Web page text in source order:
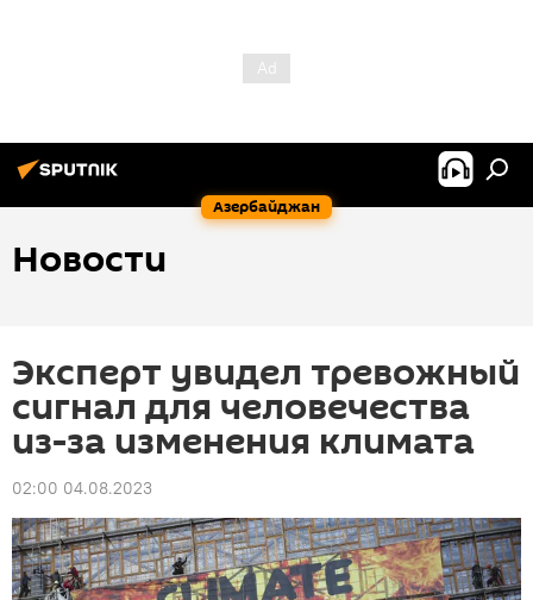
Азербайджан
Новости
Эксперт увидел тревожный
сигнал для человечества
из-за изменения климата
02:00 04.08.2023